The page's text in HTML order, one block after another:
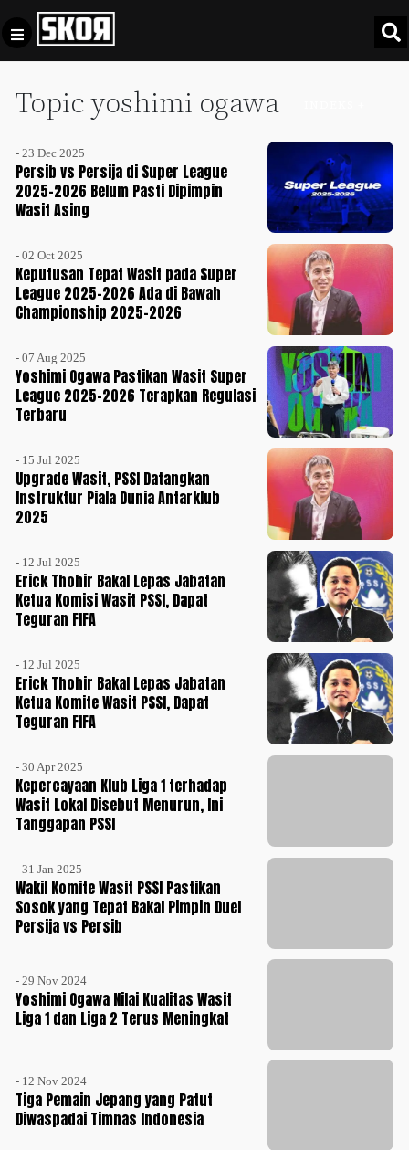
Topic yoshimi ogawa
- 23 Dec 2025
Persib vs Persija di Super League
2025-2026 Belum Pasti Dipimpin
Wasit Asing
- 02 Oct 2025
Keputusan Tepat Wasit pada Super
League 2025-2026 Ada di Bawah
Championship 2025-2026
- 07 Aug 2025
Yoshimi Ogawa Pastikan Wasit Super
League 2025-2026 Terapkan Regulasi
Terbaru
- 15 Jul 2025
Upgrade Wasit, PSSI Datangkan
Instruktur Piala Dunia Antarklub
2025
- 12 Jul 2025
Erick Thohir Bakal Lepas Jabatan
Ketua Komisi Wasit PSSI, Dapat
Teguran FIFA
- 12 Jul 2025
Erick Thohir Bakal Lepas Jabatan
Ketua Komite Wasit PSSI, Dapat
Teguran FIFA
- 30 Apr 2025
Kepercayaan Klub Liga 1 terhadap
Wasit Lokal Disebut Menurun, Ini
Tanggapan PSSI
- 31 Jan 2025
Wakil Komite Wasit PSSI Pastikan
Sosok yang Tepat Bakal Pimpin Duel
Persija vs Persib
- 29 Nov 2024
Yoshimi Ogawa Nilai Kualitas Wasit
Liga 1 dan Liga 2 Terus Meningkat
- 12 Nov 2024
Tiga Pemain Jepang yang Patut
Diwaspadai Timnas Indonesia
Football +
Culture +
Timnas
Indonesia
SPECIAL
Video
Privacy
Pedoman
Pemberitaan
Media
Disclaimer
Tentang
Kami